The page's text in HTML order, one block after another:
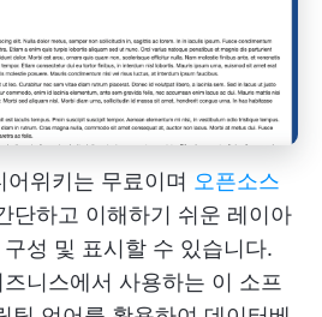
어위키는 무료이며 오픈소스
단하고 이해하기 쉬운 레이아
성 및 표시할 수 있습니다.
니스에서 사용하는 이 소프